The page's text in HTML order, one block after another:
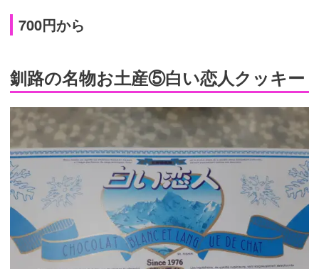
700円から
釧路の名物お土産⑤白い恋人クッキー